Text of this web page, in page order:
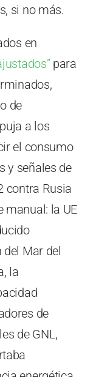
si no más.
en
para
de
a los
el consumo
y señales de
contra Rusia
manual: la UE
Mar del
la
de
de GNL,